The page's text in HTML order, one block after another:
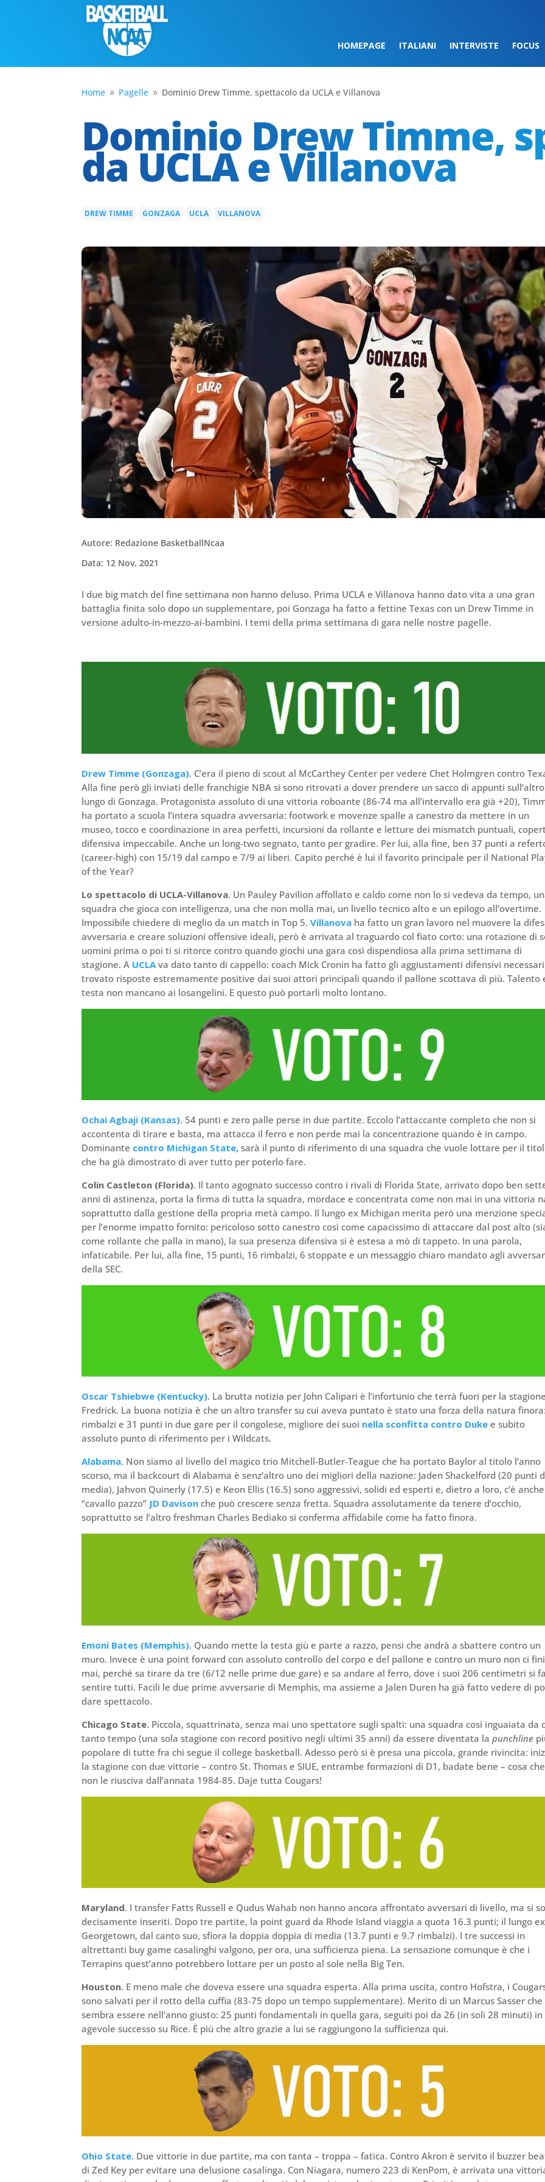
HOMEPAGE ITALIANI INTERVISTE FOCUS
Home 9 Pagelle 9 Dominio Drew Timme, spettacolo da UCLA e Villanova
Dominio Drew Timme,
da UCLA e Villanova
DREW TIMME GONZAGA UCLA VILLANOVA
Autore: Redazione BasketballNcaa
Data: 12 Nov, 2021
I due big match del fine settimana non hanno deluso. Prima UCLA e Villanova hanno dato vita a una gran
battaglia finita solo dopo un supplementare, poi Gonzaga ha fatto a fettine Texas con un Drew Timme in
versione adulto-in-mezzo-ai-bambini. I temi della prima settimana di gara nelle nostre pagelle.
Drew Timme (Gonzaga). C’era il pieno di scout al McCarthey Center per vedere Chet Holmgren contro
Alla fine però gli inviati delle franchigie NBA si sono ritrovati a dover prendere un sacco di appunti sull’altro
lungo di Gonzaga. Protagonista assoluto di una vittoria roboante (86-74 ma all’intervallo era già +20),
ha portato a scuola l’intera squadra avversaria: footwork e movenze spalle a canestro da mettere in un
museo, tocco e coordinazione in area perfetti, incursioni da rollante e letture dei mismatch puntuali,
difensiva impeccabile. Anche un long-two segnato, tanto per gradire. Per lui, alla fine, ben 37 punti a
(career-high) con 15/19 dal campo e 7/9 ai liberi. Capito perché è lui il favorito principale per il National
of the Year?
Lo spettacolo di UCLA-Villanova. Un Pauley Pavilion affollato e caldo come non lo si vedeva da tempo,
squadra che gioca con intelligenza, una che non molla mai, un livello tecnico alto e un epilogo all’overtime.
Impossibile chiedere di meglio da un match in Top 5.Villanova ha fatto un gran lavoro nel muovere la
avversaria e creare soluzioni offensive ideali, però è arrivata al traguardo col fiato corto: una rotazione di
uomini prima o poi ti si ritorce contro quando giochi una gara così dispendiosa alla prima settimana di
stagione. A UCLA va dato tanto di cappello: coach Mick Cronin ha fatto gli aggiustamenti difensivi
trovato risposte estremamente positive dai suoi attori principali quando il pallone scottava di più. Talento
testa non mancano ai losangelini. E questo può portarli molto lontano.
Ochai Agbaji (Kansas). 54 punti e zero palle perse in due partite. Eccolo l’attaccante completo che non si
accontenta di tirare e basta, ma attacca il ferro e non perde mai la concentrazione quando è in campo.
Dominante contro Michigan State, sarà il punto di riferimento di una squadra che vuole lottare per il
che ha già dimostrato di aver tutto per poterlo fare.
Colin Castleton (Florida). Il tanto agognato successo contro i rivali di Florida State, arrivato dopo ben
anni di astinenza, porta la firma di tutta la squadra, mordace e concentrata come non mai in una vittoria
soprattutto dalla gestione della propria metà campo. Il lungo ex Michigan merita però una menzione
per l’enorme impatto fornito: pericoloso sotto canestro così come capacissimo di attaccare dal post alto
come rollante che palla in mano), la sua presenza difensiva si è estesa a mò di tappeto. In una parola,
infaticabile. Per lui, alla fine, 15 punti, 16 rimbalzi, 6 stoppate e un messaggio chiaro mandato agli
della SEC.
Oscar Tshiebwe (Kentucky). La brutta notizia per John Calipari è l’infortunio che terrà fuori per la stagione
Fredrick. La buona notizia è che un altro transfer su cui aveva puntato è stato una forza della natura
rimbalzi e 31 punti in due gare per il congolese, migliore dei suoi nella sconfitta contro Duke e subito
assoluto punto di riferimento per i Wildcats.
Alabama. Non siamo al livello del magico trio Mitchell-Butler-Teague che ha portato Baylor al titolo l’anno
scorso, ma il backcourt di Alabama è senz’altro uno dei migliori della nazione: Jaden Shackelford (20 punti
media), Jahvon Quinerly (17.5) e Keon Ellis (16.5) sono aggressivi, solidi ed esperti e, dietro a loro, c’è anche
“cavallo pazzo” JD Davison che può crescere senza fretta. Squadra assolutamente da tenere d’occhio,
soprattutto se l’altro freshman Charles Bediako si conferma affidabile come ha fatto finora.
Emoni Bates (Memphis). Quando mette la testa giù e parte a razzo, pensi che andrà a sbattere contro un
muro. Invece è una point forward con assoluto controllo del corpo e del pallone e contro un muro non ci
mai, perché sa tirare da tre (6/12 nelle prime due gare) e sa andare al ferro, dove i suoi 206 centimetri si
sentire tutti. Facili le due prime avversarie di Memphis, ma assieme a Jalen Duren ha già fatto vedere di
dare spettacolo.
Chicago State. Piccola, squattrinata, senza mai uno spettatore sugli spalti: una squadra così inguaiata da
tanto tempo (una sola stagione con record positivo negli ultimi 35 anni) da essere diventata lapunchline
popolare di tutte fra chi segue il college basketball. Adesso però si è presa una piccola, grande rivincita:
la stagione con due vittorie – contro St. Thomas e SIUE, entrambe formazioni di D1, badate bene – cosa che
non le riusciva dall’annata 1984-85. Daje tutta Cougars!
Maryland. I transfer Fatts Russell e Qudus Wahab non hanno ancora affrontato avversari di livello, ma si
decisamente inseriti. Dopo tre partite, la point guard da Rhode Island viaggia a quota 16.3 punti; il lungo ex
Georgetown, dal canto suo, sfiora la doppia doppia di media (13.7 punti e 9.7 rimbalzi). I tre successi in
altrettanti buy game casalinghi valgono, per ora, una sufficienza piena. La sensazione comunque è che i
Terrapins quest’anno potrebbero lottare per un posto al sole nella Big Ten.
Houston. E meno male che doveva essere una squadra esperta. Alla prima uscita, contro Hofstra, i
sono salvati per il rotto della cuffia (83-75 dopo un tempo supplementare). Merito di un Marcus Sasser che
sembra essere nell’anno giusto: 25 punti fondamentali in quella gara, seguiti poi da 26 (in soli 28 minuti) in
agevole successo su Rice. È più che altro grazie a lui se raggiungono la sufficienza qui.
Ohio State. Due vittorie in due partite, ma con tanta – troppa – fatica. Contro Akron è servito il buzzer
di Zed Key per evitare una delusione casalinga. Con Niagara, numero 223 di KenPom, è arrivata una